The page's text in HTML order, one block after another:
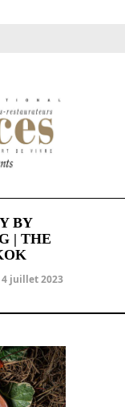
BY
| THE
juillet 2023